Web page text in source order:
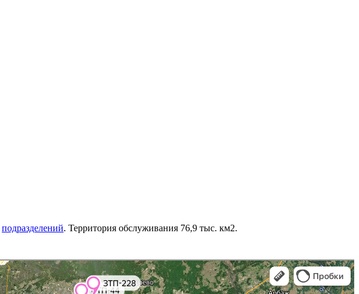
подразделений. Территория обслуживания 76,9 тыс. км2.